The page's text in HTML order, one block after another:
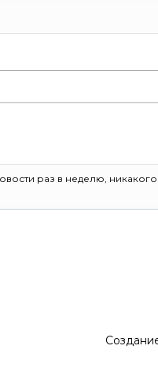
раз в неделю,